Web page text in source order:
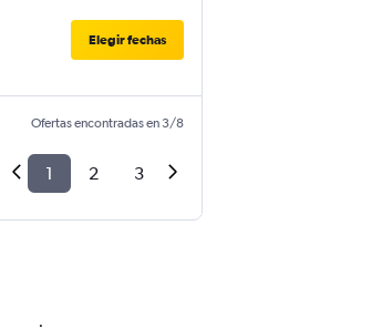
Elegir fechas
Ofertas encontradas en 3/8
1 2 3